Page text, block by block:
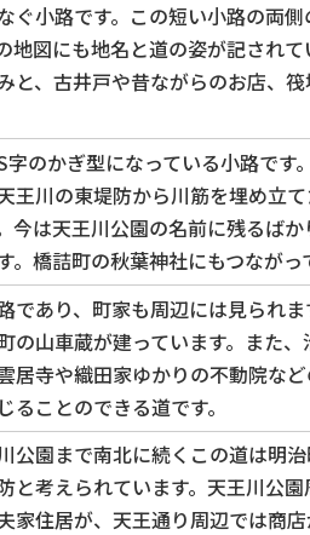
ぐ小路です。この短い小路の両
地図にも地名と道の姿が記され
と、古井戸や昔ながらのお店、
のかぎ型になっている小路です
王川の東堤防から川筋を埋め立
今は天王川公園の名前に残るば
。橋詰町の秋葉神社にもつながっ
であり、町家も周辺には見られ
の山車蔵が建っています。また
居寺や織田家ゆかりの不動院な
ことのできる道です。
公園まで南北に続くこの道は明
と考えられています。天王川公
家住居が、天王通り周辺では商